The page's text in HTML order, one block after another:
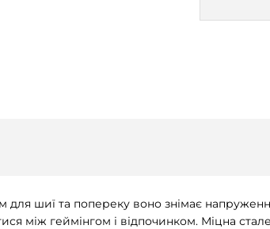
шиї та попереку воно знімає
між геймінгом і відпочинком. Міцна